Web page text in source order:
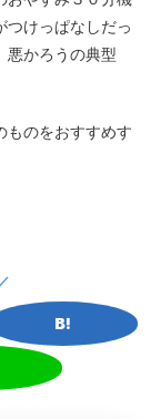
つけっぱなしだっ
かろうの典型
ものをおすすめす